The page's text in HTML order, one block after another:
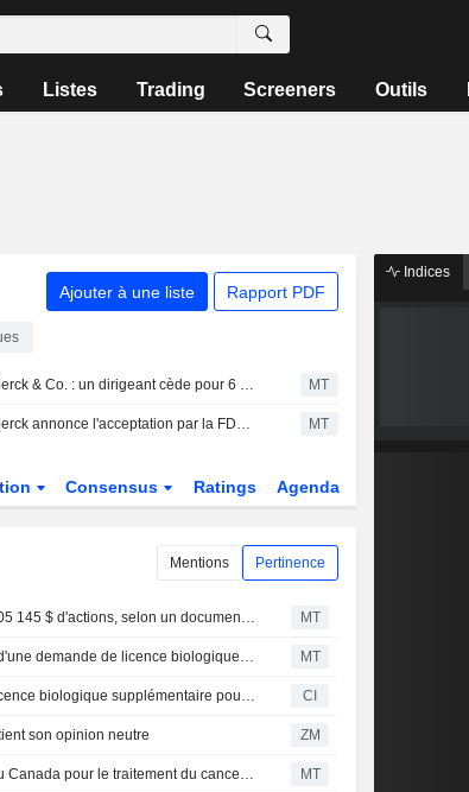
Listes Trading Screeners Outils
Ajouter à une liste Rapport PDF
Merck & Co. : un dirigeant cède pour 6 805 145 $ d'actions, selon un document de la SEC MT
Merck annonce l'acceptation par la FDA d'une demande de licence biologique supplémentaire pour élargir l'indication d'Enflonsia MT
Consensus Ratings Agenda
Mentions Pertinence
Merck & Co. : un dirigeant cède pour 6 805 145 $ d'actions, selon un document de la SEC MT
Merck annonce l'acceptation par la FDA d'une demande de licence biologique supplémentaire pour élargir l'indication d'Enflonsia MT
Merck : la FDA accepte la demande de licence biologique supplémentaire pour l'Enflonsia afin d'inclure les enfants de moins de deux ans à risque accru lors de leur seconde saison de VRS CI
son opinion neutre ZM
Le Keytruda de Merck reçoit le feu vert au Canada pour le traitement du cancer de la vessie infiltrant le muscle MT
Indices